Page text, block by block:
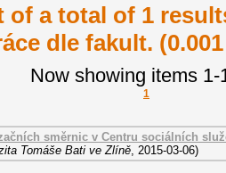
of a total of 1
dle fakult.
Now showing items 1-
1
směrnic v Centru sociálních
Tomáše Bati ve Zlíně 2015-03-06)